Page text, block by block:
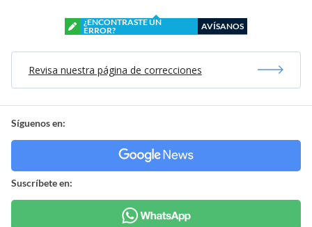
¿ENCONTRASTE UN
ERROR?
AVÍSANOS
Revisa nuestra página de correcciones
Síguenos en:
Suscríbete en: